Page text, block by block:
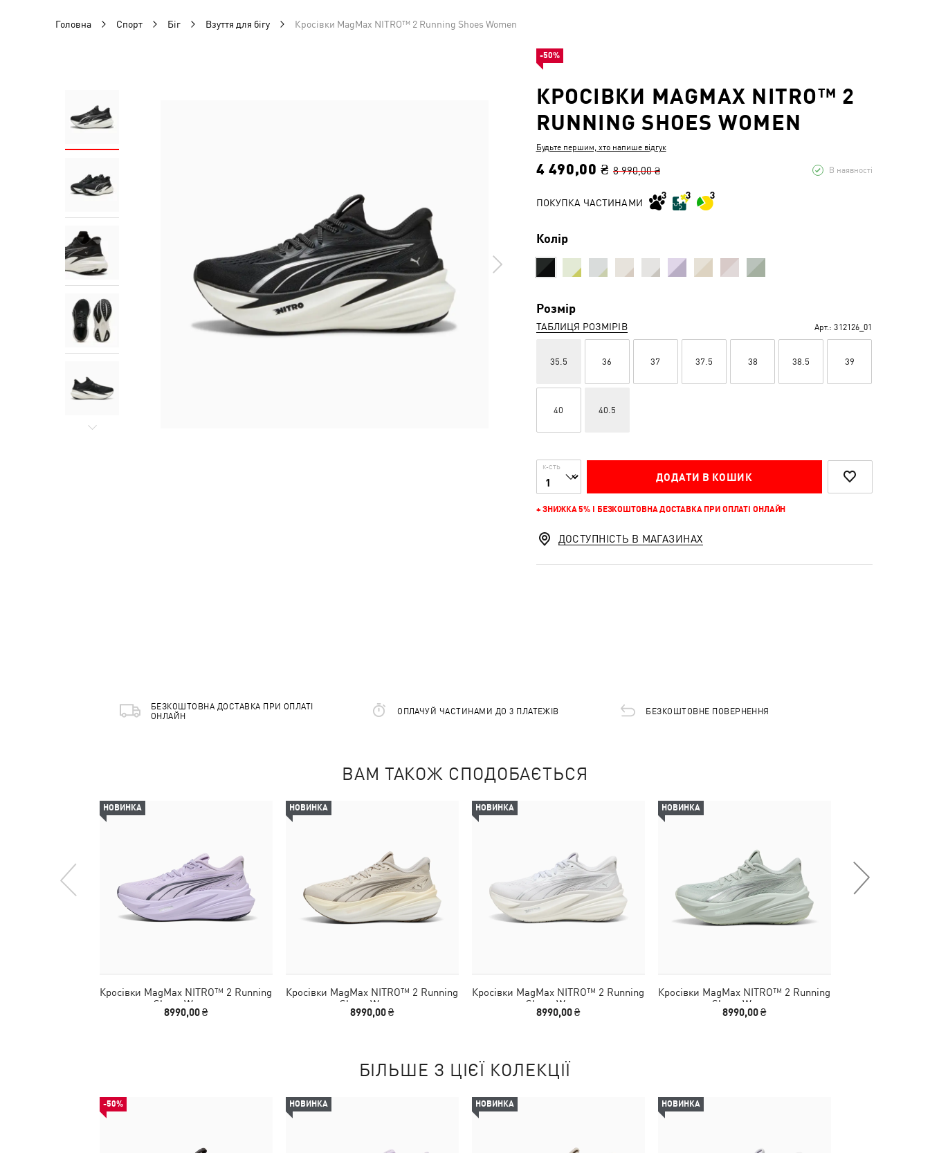
Головна Спорт Біг Взуття для бігу Кросівки MagMax NITRO™ 2 Running Shoes Women
КРОСІВКИ MAGMAX NITRO™ 2
RUNNING SHOES WOMEN
Будьте першим, хто напише відгук
4 490,00 ₴ 8 990,00 ₴ В наявності
ПОКУПКА ЧАСТИНАМИ
Колір
Розмір
ТАБЛИЦЯ РОЗМІРІВ Арт.: 312126_01
35.5 36 37 37.5 38 38.5 39
40 40.5
К-СТЬ
ДОДАТИ В КОШИК
+ ЗНИЖКА 5% І БЕЗКОШТОВНА ДОСТАВКА ПРИ ОПЛАТІ ОНЛАЙН
-50%
ДОСТУПНІСТЬ В МАГАЗИНАХ
БЕЗКОШТОВНА ДОСТАВКА ПРИ ОПЛАТІ
ОНЛАЙН
ОПЛАЧУЙ ЧАСТИНАМИ ДО 3 ПЛАТЕЖІВ БЕЗКОШТОВНЕ ПОВЕРНЕННЯ
ВАМ ТАКОЖ СПОДОБАЄТЬСЯ
НОВИНКА
Кросівки MagMax NITRO™ 2 Running
Shoes Women
8990,00 ₴
НОВИНКА
Кросівки MagMax NITRO™ 2 Running
Shoes Women
8990,00 ₴
НОВИНКА
Кросівки MagMax NITRO™ 2 Running
Shoes Women
8990,00 ₴
НОВИНКА
Кросівки MagMax NITRO™ 2 Running
Shoes Women
8990,00 ₴
БІЛЬШЕ З ЦІЄЇ КОЛЕКЦІЇ
-50% НОВИНКА НОВИНКА НОВИНКА